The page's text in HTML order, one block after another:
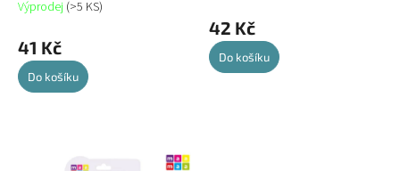
Výprodej (>5 KS)
41 Kč
Do košíku
42 Kč
Do košíku